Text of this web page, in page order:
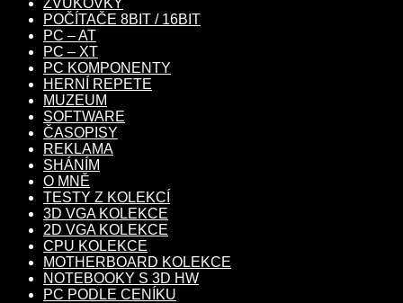
ZVUKOVKY
POČÍTAČE 8BIT / 16BIT
PC – AT
PC – XT
PC KOMPONENTY
HERNÍ REPETE
MUZEUM
SOFTWARE
ČASOPISY
REKLAMA
SHÁNÍM
O MNĚ
TESTY Z KOLEKCÍ
3D VGA KOLEKCE
2D VGA KOLEKCE
CPU KOLEKCE
MOTHERBOARD KOLEKCE
NOTEBOOKY S 3D HW
PC PODLE CENÍKU